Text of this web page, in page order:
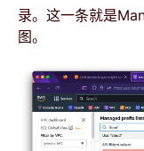
录。这一条就是
图。